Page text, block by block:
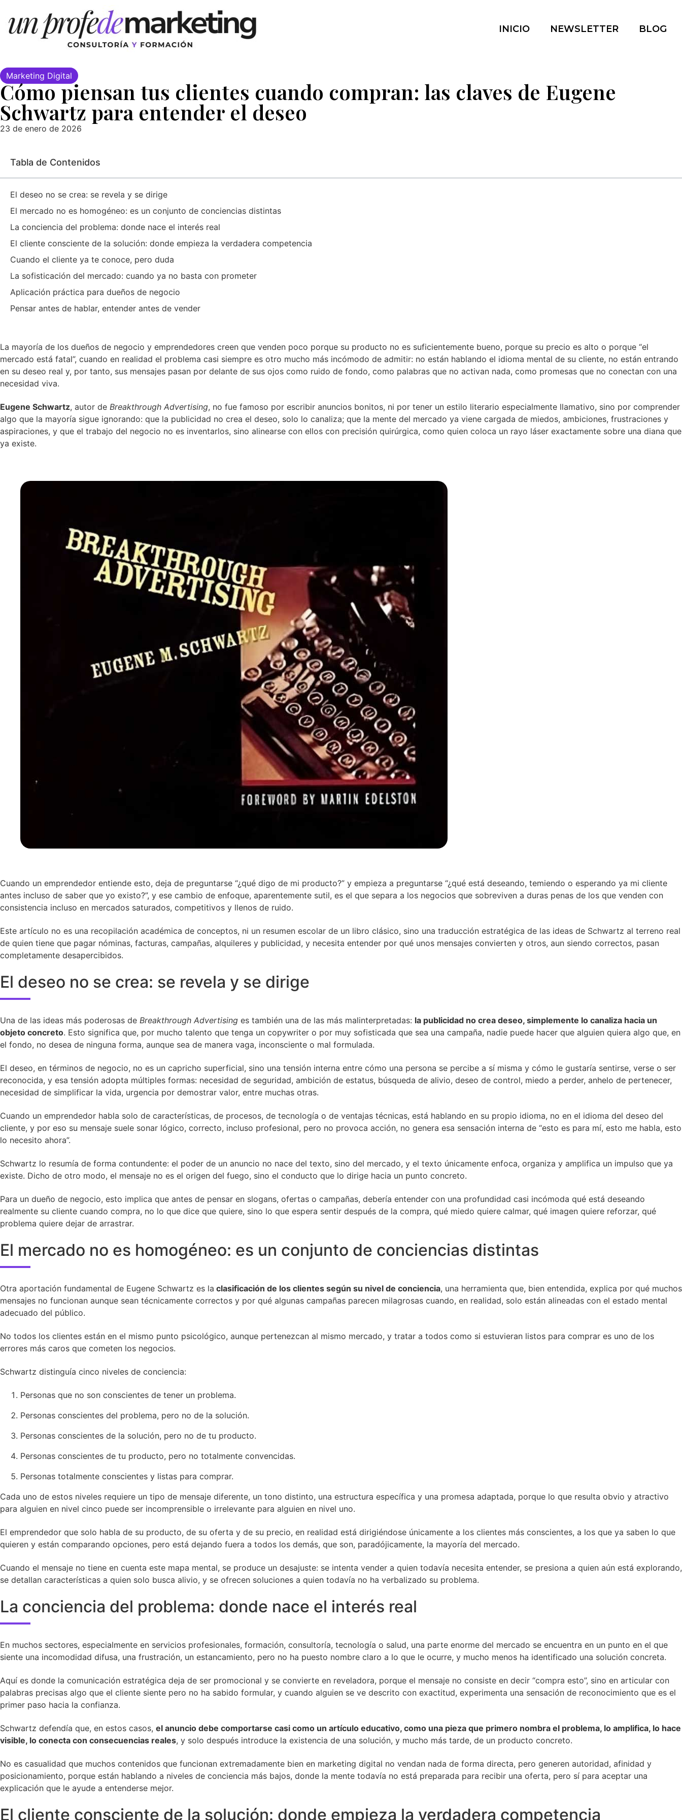
INICIO NEWSLETTER BLOG
Marketing Digital
Cómo piensan tus clientes cuando compran: las claves de Eugene
Schwartz para entender el deseo
23 de enero de 2026
Tabla de Contenidos
El deseo no se crea: se revela y se dirige
El mercado no es homogéneo: es un conjunto de conciencias distintas
La conciencia del problema: donde nace el interés real
El cliente consciente de la solución: donde empieza la verdadera competencia
Cuando el cliente ya te conoce, pero duda
La sofisticación del mercado: cuando ya no basta con prometer
Aplicación práctica para dueños de negocio
Pensar antes de hablar, entender antes de vender
La mayoría de los dueños de negocio y emprendedores creen que venden poco porque su producto no es suficientemente bueno, porque su precio es alto o porque “el
mercado está fatal”, cuando en realidad el problema casi siempre es otro mucho más incómodo de admitir: no están hablando el idioma mental de su cliente, no están entrando
en su deseo real y, por tanto, sus mensajes pasan por delante de sus ojos como ruido de fondo, como palabras que no activan nada, como promesas que no conectan con una
necesidad viva.
Eugene Schwartz, autor de Breakthrough Advertising, no fue famoso por escribir anuncios bonitos, ni por tener un estilo literario especialmente llamativo, sino por comprender
algo que la mayoría sigue ignorando: que la publicidad no crea el deseo, solo lo canaliza; que la mente del mercado ya viene cargada de miedos, ambiciones, frustraciones y
aspiraciones, y que el trabajo del negocio no es inventarlos, sino alinearse con ellos con precisión quirúrgica, como quien coloca un rayo láser exactamente sobre una diana que
ya existe.
Cuando un emprendedor entiende esto, deja de preguntarse “¿qué digo de mi producto?” y empieza a preguntarse “¿qué está deseando, temiendo o esperando ya mi cliente
antes incluso de saber que yo existo?”, y ese cambio de enfoque, aparentemente sutil, es el que separa a los negocios que sobreviven a duras penas de los que venden con
consistencia incluso en mercados saturados, competitivos y llenos de ruido.
Este artículo no es una recopilación académica de conceptos, ni un resumen escolar de un libro clásico, sino una traducción estratégica de las ideas de Schwartz al terreno real
de quien tiene que pagar nóminas, facturas, campañas, alquileres y publicidad, y necesita entender por qué unos mensajes convierten y otros, aun siendo correctos, pasan
completamente desapercibidos.
El deseo no se crea: se revela y se dirige
Una de las ideas más poderosas de Breakthrough Advertising es también una de las más malinterpretadas: la publicidad no crea deseo, simplemente lo canaliza hacia un
objeto concreto. Esto significa que, por mucho talento que tenga un copywriter o por muy sofisticada que sea una campaña, nadie puede hacer que alguien quiera algo que, en
el fondo, no desea de ninguna forma, aunque sea de manera vaga, inconsciente o mal formulada.
El deseo, en términos de negocio, no es un capricho superficial, sino una tensión interna entre cómo una persona se percibe a sí misma y cómo le gustaría sentirse, verse o ser
reconocida, y esa tensión adopta múltiples formas: necesidad de seguridad, ambición de estatus, búsqueda de alivio, deseo de control, miedo a perder, anhelo de pertenecer,
necesidad de simplificar la vida, urgencia por demostrar valor, entre muchas otras.
Cuando un emprendedor habla solo de características, de procesos, de tecnología o de ventajas técnicas, está hablando en su propio idioma, no en el idioma del deseo del
cliente, y por eso su mensaje suele sonar lógico, correcto, incluso profesional, pero no provoca acción, no genera esa sensación interna de “esto es para mí, esto me habla, esto
lo necesito ahora”.
Schwartz lo resumía de forma contundente: el poder de un anuncio no nace del texto, sino del mercado, y el texto únicamente enfoca, organiza y amplifica un impulso que ya
existe. Dicho de otro modo, el mensaje no es el origen del fuego, sino el conducto que lo dirige hacia un punto concreto.
Para un dueño de negocio, esto implica que antes de pensar en slogans, ofertas o campañas, debería entender con una profundidad casi incómoda qué está deseando
realmente su cliente cuando compra, no lo que dice que quiere, sino lo que espera sentir después de la compra, qué miedo quiere calmar, qué imagen quiere reforzar, qué
problema quiere dejar de arrastrar.
El mercado no es homogéneo: es un conjunto de conciencias distintas
Otra aportación fundamental de Eugene Schwartz es la clasificación de los clientes según su nivel de conciencia, una herramienta que, bien entendida, explica por qué muchos
mensajes no funcionan aunque sean técnicamente correctos y por qué algunas campañas parecen milagrosas cuando, en realidad, solo están alineadas con el estado mental
adecuado del público.
No todos los clientes están en el mismo punto psicológico, aunque pertenezcan al mismo mercado, y tratar a todos como si estuvieran listos para comprar es uno de los
errores más caros que cometen los negocios.
Schwartz distinguía cinco niveles de conciencia:
Personas que no son conscientes de tener un problema.
Personas conscientes del problema, pero no de la solución.
Personas conscientes de la solución, pero no de tu producto.
Personas conscientes de tu producto, pero no totalmente convencidas.
Personas totalmente conscientes y listas para comprar.
Cada uno de estos niveles requiere un tipo de mensaje diferente, un tono distinto, una estructura específica y una promesa adaptada, porque lo que resulta obvio y atractivo
para alguien en nivel cinco puede ser incomprensible o irrelevante para alguien en nivel uno.
El emprendedor que solo habla de su producto, de su oferta y de su precio, en realidad está dirigiéndose únicamente a los clientes más conscientes, a los que ya saben lo que
quieren y están comparando opciones, pero está dejando fuera a todos los demás, que son, paradójicamente, la mayoría del mercado.
Cuando el mensaje no tiene en cuenta este mapa mental, se produce un desajuste: se intenta vender a quien todavía necesita entender, se presiona a quien aún está explorando,
se detallan características a quien solo busca alivio, y se ofrecen soluciones a quien todavía no ha verbalizado su problema.
La conciencia del problema: donde nace el interés real
En muchos sectores, especialmente en servicios profesionales, formación, consultoría, tecnología o salud, una parte enorme del mercado se encuentra en un punto en el que
siente una incomodidad difusa, una frustración, un estancamiento, pero no ha puesto nombre claro a lo que le ocurre, y mucho menos ha identificado una solución concreta.
Aquí es donde la comunicación estratégica deja de ser promocional y se convierte en reveladora, porque el mensaje no consiste en decir “compra esto”, sino en articular con
palabras precisas algo que el cliente siente pero no ha sabido formular, y cuando alguien se ve descrito con exactitud, experimenta una sensación de reconocimiento que es el
primer paso hacia la confianza.
Schwartz defendía que, en estos casos, el anuncio debe comportarse casi como un artículo educativo, como una pieza que primero nombra el problema, lo amplifica, lo hace
visible, lo conecta con consecuencias reales, y solo después introduce la existencia de una solución, y mucho más tarde, de un producto concreto.
No es casualidad que muchos contenidos que funcionan extremadamente bien en marketing digital no vendan nada de forma directa, pero generen autoridad, afinidad y
posicionamiento, porque están hablando a niveles de conciencia más bajos, donde la mente todavía no está preparada para recibir una oferta, pero sí para aceptar una
explicación que le ayude a entenderse mejor.
El cliente consciente de la solución: donde empieza la verdadera competencia